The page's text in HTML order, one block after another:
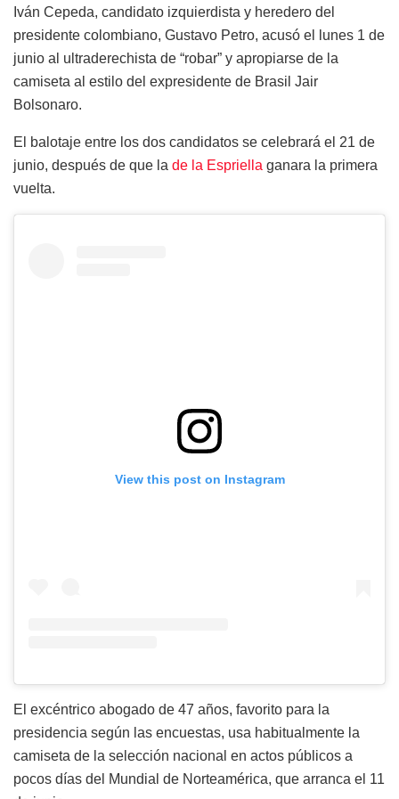
Iván Cepeda, candidato izquierdista y heredero del
presidente colombiano, Gustavo Petro, acusó el lunes 1 de
junio al ultraderechista de “robar” y apropiarse de la
camiseta al estilo del expresidente de Brasil Jair
Bolsonaro.
El balotaje entre los dos candidatos se celebrará el 21 de
junio, después de que la de la Espriella ganara la primera
vuelta.
View this post on Instagram
El excéntrico abogado de 47 años, favorito para la
presidencia según las encuestas, usa habitualmente la
camiseta de la selección nacional en actos públicos a
pocos días del Mundial de Norteamérica, que arranca el 11